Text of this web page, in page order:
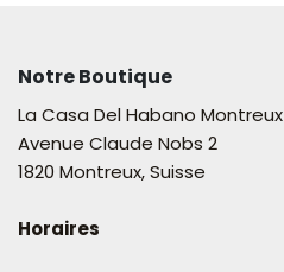
Notre Boutique
La Casa Del Habano Montreux
Avenue Claude Nobs 2
1820 Montreux, Suisse
Horaires